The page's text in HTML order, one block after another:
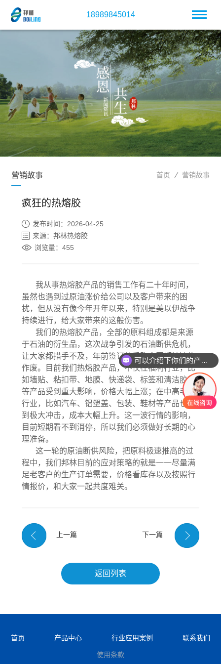
18989845014
营销故事 首页 营销故事
疯狂的热熔胶
发布时间：2026-04-25
来源：邦林热熔胶
浏览量：455
我从事热熔胶产品的销售工作有二十年时间，
虽然也遇到过原油涨价给公司以及客户带来的困
扰，但从没有像今年开年以来，特别是美以伊战争
持续进行，给大家带来的这般伤害。
我们的热熔胶产品，全部的原料组成都是来源
于石油的衍生品，这次战争引发的石油断供危机，
让大家都措手不及，年前签订的采购合同都被违约
作废。目前我们热熔胶产品，不仅在福利行业，比
如墙贴、粘扣带、地膜、快递袋、标签和清洁胶带
等产品受到重大影响，价格大幅上涨；在中高毛利
行业，比如汽车、铝塑盖、包装、鞋材等产品也受
到极大冲击，成本大幅上升。这一波行情的影响，
目前短期看不到消停，所以我们必须做好长期的心
理准备。
这一轮的原油断供风险，把原料极速推高的过
程中，我们邦林目前的应对策略的就是一一尽量满
足老客户的生产订单需要，价格看库存以及按照行
情报价，和大家一起共度难关。
上一篇 下一篇
返回列表
首页 产品中心 行业应用案例 联系我们
使用条款
可以介绍下你们的产品么？